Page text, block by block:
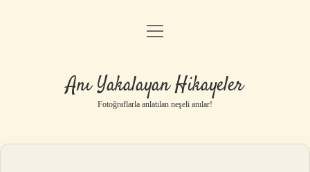
Anasayfa
Yasal Uyarı
menüyü
Anı Yakalayan Hikayeler
Fotoğraflarla anlatılan neşeli anılar!